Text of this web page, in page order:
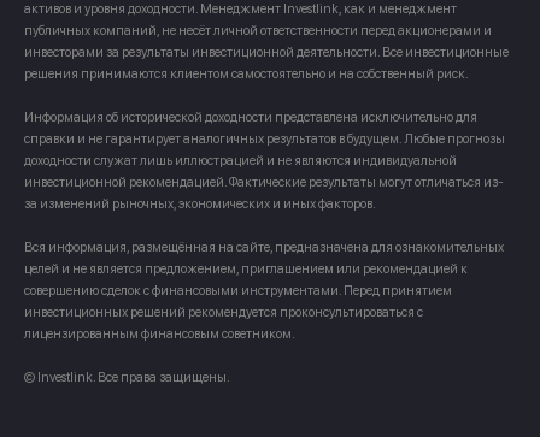
активов и уровня доходности. Менеджмент Investlink, как и менеджмент
публичных компаний, не несёт личной ответственности перед акционерами и
инвесторами за результаты инвестиционной деятельности. Все инвестиционные
решения принимаются клиентом самостоятельно и на собственный риск.
Информация об исторической доходности представлена исключительно для
справки и не гарантирует аналогичных результатов в будущем. Любые прогнозы
доходности служат лишь иллюстрацией и не являются индивидуальной
инвестиционной рекомендацией. Фактические результаты могут отличаться из-
за изменений рыночных, экономических и иных факторов.
Вся информация, размещённая на сайте, предназначена для ознакомительных
целей и не является предложением, приглашением или рекомендацией к
совершению сделок с финансовыми инструментами. Перед принятием
инвестиционных решений рекомендуется проконсультироваться с
лицензированным финансовым советником.
© Investlink. Все права защищены.